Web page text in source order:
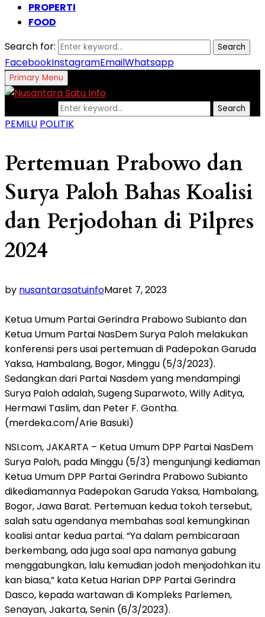
PROPERTI
FOOD
Search for:
Search
FacebookInstagramEmailWhatsapp
Primary Menu
Search
PEMILU POLITIK
Pertemuan Prabowo dan
Surya Paloh Bahas Koalisi
dan Perjodohan di Pilpres
2024
by nusantarasatuinfoMaret 7, 2023
Ketua Umum Partai Gerindra Prabowo Subianto dan
Ketua Umum Partai NasDem Surya Paloh melakukan
konferensi pers usai pertemuan di Padepokan Garuda
Yaksa, Hambalang, Bogor, Minggu (5/3/2023).
Sedangkan dari Partai Nasdem yang mendampingi
Surya Paloh adalah, Sugeng Suparwoto, Willy Aditya,
Hermawi Taslim, dan Peter F. Gontha.
(merdeka.com/Arie Basuki)
NSI.com, JAKARTA – Ketua Umum DPP Partai NasDem
Surya Paloh, pada Minggu (5/3) mengunjungi kediaman
Ketua Umum DPP Partai Gerindra Prabowo Subianto
dikediamannya Padepokan Garuda Yaksa, Hambalang,
Bogor, Jawa Barat. Pertemuan kedua tokoh tersebut,
salah satu agendanya membahas soal kemungkinan
koalisi antar kedua partai. “Ya dalam pembicaraan
berkembang, ada juga soal apa namanya gabung
menggabungkan, lalu kemudian jodoh menjodohkan itu
kan biasa,” kata Ketua Harian DPP Partai Gerindra
Dasco, kepada wartawan di Kompleks Parlemen,
Senayan, Jakarta, Senin (6/3/2023).